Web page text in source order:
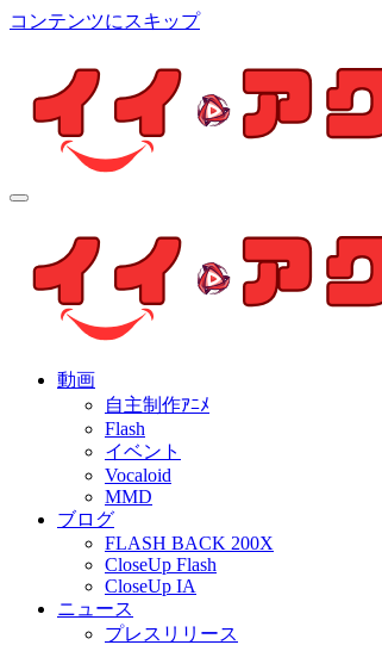
コンテンツにスキップ
個人制作アニメを中心とした動画紹介ブログ
動画
自主制作ｱﾆﾒ
Flash
イベント
Vocaloid
MMD
ブログ
FLASH BACK 200X
CloseUp Flash
CloseUp IA
ニュース
プレスリリース